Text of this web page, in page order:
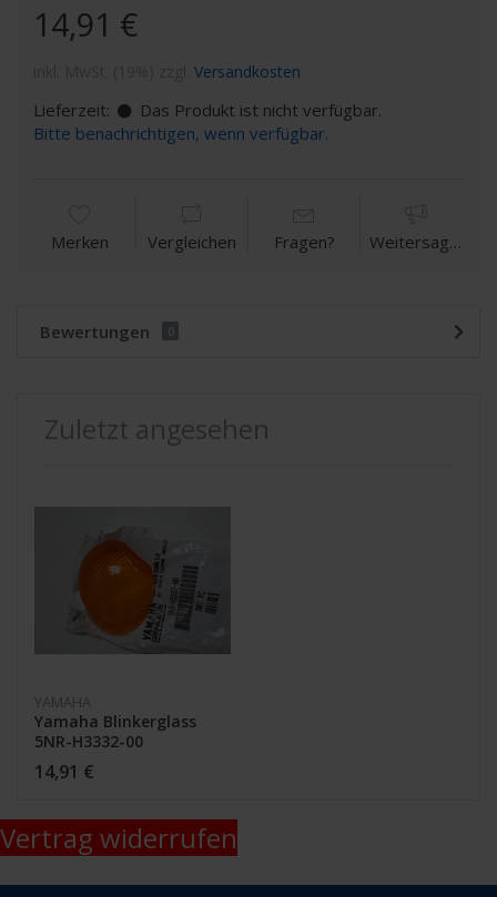
14,91 €
Versandkosten
Lieferzeit:
Das Produkt ist nicht verfügbar.
Bitte benachrichtigen, wenn verfügbar.
Merken Vergleichen Fragen? Weitersagen
Bewertungen 0
Zuletzt angesehen
YAMAHA
Yamaha Blinkerglass
5NR-H3332-00
14,91 €
Vertrag widerrufen